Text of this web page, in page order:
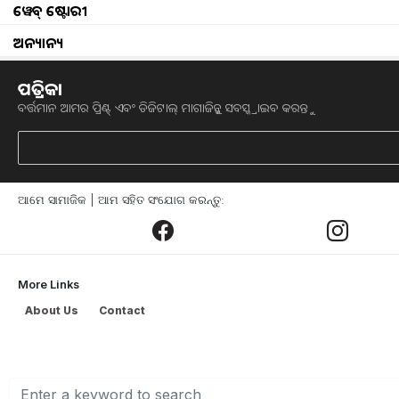
ୱେବ୍ ଷ୍ଟୋରୀ
ଅନ୍ୟାନ୍ୟ
ପତ୍ରିକା
ବର୍ତ୍ତମାନ ଆମର ପ୍ରିଣ୍ଟ୍ ଏବଂ ଡିଜିଟାଲ୍ ମାଗାଜିନ୍କୁ ସବସ୍କ୍ରାଇବ କରନ୍ତୁ
ଆମେ ସାମାଜିକ | ଆମ ସହିତ ସଂଯୋଗ କରନ୍ତୁ:
More Links
About Us
Contact
ଆରମ୍ଭ ହୋଇଯାଇଛି। ଏଭଳି ସ୍ଥଳରେ
ବେଳେ ମତ୍ସ୍ୟ ଚାଷୀଙ୍କର ଚିନ୍ତା ବଢ଼ିବାରେ
ସହିବାକୁ ପଡିଥାଏ । ଏଥିପାଇଁ ଖରାଦିନେ
ଯଦ୍ଵାରା ମାଛ ମୃତ୍ୟୁ ହାର କମିବା ସହ ଚାଷୀ
ମାଛ ଚାଷ କରୁଥିବା ପୋଖରୀ ଜଳସ୍ତର
ଯେଉଁ ଚାଷା ଭାଇଙ୍କ ପାଖରେ ଏହି ସୁବିଧା